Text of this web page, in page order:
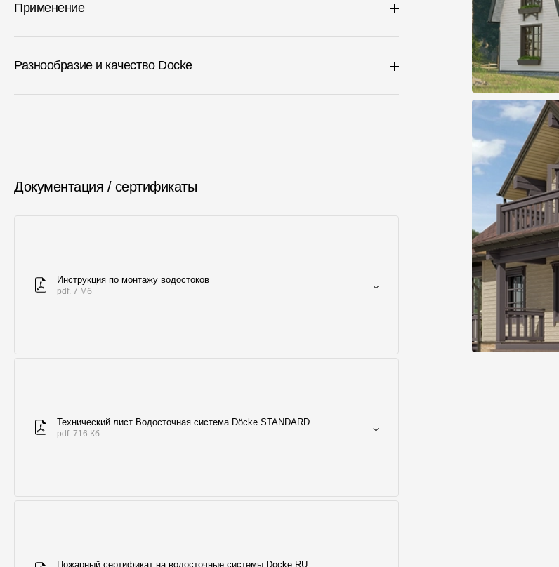
Применение
Разнообразие и качество Docke
Документация / сертификаты
Инструкция по монтажу водостоков
pdf. 7 Мб
Технический лист Водосточная система Döcke STANDARD
pdf. 716 Кб
Пожарный сертификат на водосточные системы Docke RU